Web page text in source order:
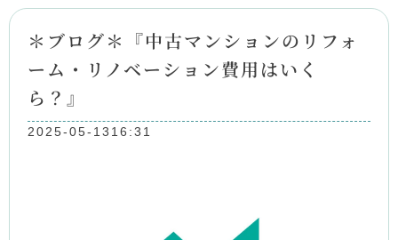
＊ブログ＊『中古マンションのリフォ
ーム・リノベーション費用はいく
ら？』
2025-05-13 16:31